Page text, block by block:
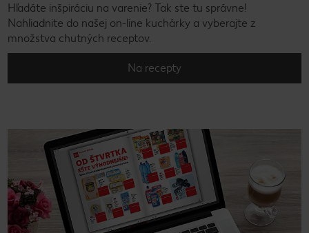
Hľadáte inšpiráciu na varenie? Tak ste tu správne!
Nahliadnite do našej on-line kuchárky a vyberajte z
množstva chutných receptov.
Na recepty